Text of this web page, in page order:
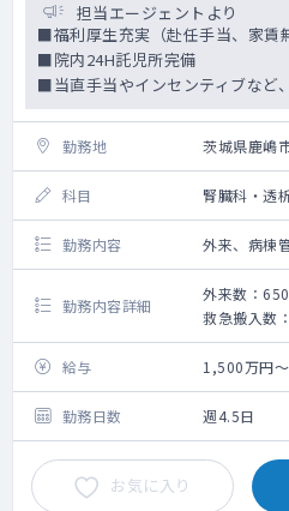
担当エージェントより
■福利厚生充実（赴任手当、家賃
■院内24H託児所完備
■当直手当やインセンティブなど
勤務地 茨城県鹿嶋
科目 腎臓科・透
勤務内容 外来、病棟
勤務内容詳細
外来数：
救急搬入数
・病棟受持
・外来コマ
主に外来と
透析管理も
・血液透析
ンHDFに全
給与 1,500万円
勤務日数 週4.5日
お気に入り